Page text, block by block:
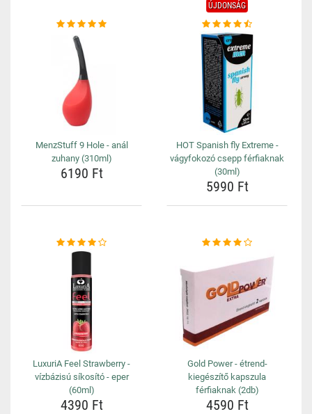
MenzStuff 9 Hole - anál
zuhany (310ml)
6190 Ft
ÚJDONSÁG
HOT Spanish fly Extreme -
vágyfokozó csepp férfiaknak
(30ml)
5990 Ft
LuxuriA Feel Strawberry -
vízbázisú síkosító - eper
(60ml)
4390 Ft
Gold Power - étrend-
kiegészítő kapszula
férfiaknak (2db)
4590 Ft